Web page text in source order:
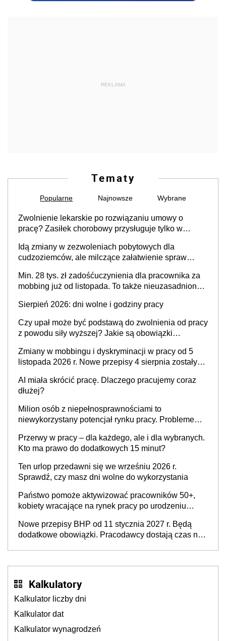
REKLAMA
Tematy
Popularne Najnowsze Wybrane
Zwolnienie lekarskie po rozwiązaniu umowy o
pracę? Zasiłek chorobowy przysługuje tylko w
stosunku pracy
Idą zmiany w zezwoleniach pobytowych dla
cudzoziemców, ale milczące załatwienie spraw
Min. 28 tys. zł zadośćuczynienia dla pracownika za
mobbing już od listopada. To także nieuzasadniona
Sierpień 2026: dni wolne i godziny pracy
Czy upał może być podstawą do zwolnienia od pracy
z powodu siły wyższej? Jakie są obowiązki
Zmiany w mobbingu i dyskryminacji w pracy od 5
listopada 2026 r. Nowe przepisy 4 sierpnia zostały
AI miała skrócić pracę. Dlaczego pracujemy coraz
dłużej?
Milion osób z niepełnosprawnościami to
niewykorzystany potencjał rynku pracy. Problemem
refundacji, ale bariery po stronie systemu i
świadomości pracodawców [WYWIAD]
Przerwy w pracy – dla każdego, ale i dla wybranych.
Kto ma prawo do dodatkowych 15 minut?
Ten urlop przedawni się we wrześniu 2026 r.
Sprawdź, czy masz dni wolne do wykorzystania
Państwo pomoże aktywizować pracowników 50+,
kobiety wracające na rynek pracy po urodzeniu
neuroatypowe. Powstanie Fundusz na rzecz
Inkluzywności w Zatrudnianiu?
Nowe przepisy BHP od 11 stycznia 2027 r. Będą
dodatkowe obowiązki. Pracodawcy dostają czas na
Kalkulatory
Kalkulator liczby dni
Kalkulator dat
Kalkulator wynagrodzeń